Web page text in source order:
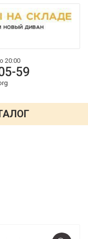
20:00
59